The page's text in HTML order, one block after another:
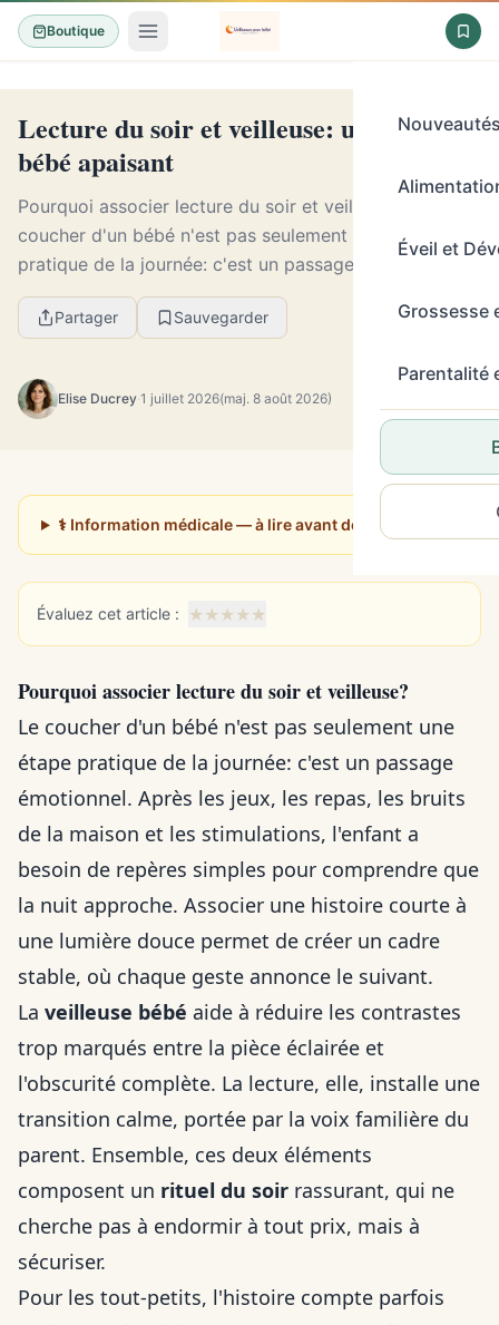
Boutique
Éveil et
Grossesse
Parentalité
Lecture du soir et veilleuse: un rituel
bébé apaisant
Pourquoi associer lecture du soir et veilleuse?Le
coucher d'un bébé n'est pas seulement une étape
pratique de la journée: c'est un passage émotionnel.
Après les jeux, les repas, les bruits de la maiso...
Partager Sauvegarder
Elise Ducrey·1 juillet 2026(maj. 8 août 2026)
⚕️ Information médicale — à lire avant de poursuivre
Évaluez cet article : ★★★★★
Pourquoi associer lecture du soir et veilleuse?
Le coucher d'un bébé n'est pas seulement une
étape pratique de la journée: c'est un passage
émotionnel. Après les jeux, les repas, les bruits
de la maison et les stimulations, l'enfant a
besoin de repères simples pour comprendre que
la nuit approche. Associer une histoire courte à
une lumière douce permet de créer un cadre
stable, où chaque geste annonce le suivant.
La veilleuse bébé aide à réduire les contrastes
trop marqués entre la pièce éclairée et
l'obscurité complète. La lecture, elle, installe une
transition calme, portée par la voix familière du
parent. Ensemble, ces deux éléments
composent un rituel du soir rassurant, qui ne
cherche pas à endormir à tout prix, mais à
sécuriser.
Pour les tout-petits, l'histoire compte parfois